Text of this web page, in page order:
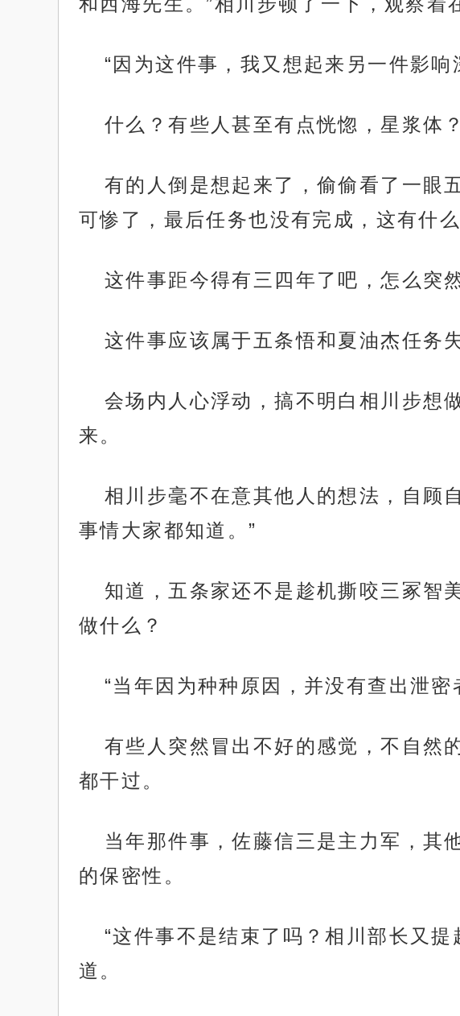
“因为这件事，我又想起来另一件影
什么？有些人甚至有点恍惚，星浆体
有的人倒是想起来了，偷偷看了一眼
可惨了，最后任务也没有完成，这有什么
这件事距今得有三四年了吧，怎么突
这件事应该属于五条悟和夏油杰任务
会场内人心浮动，搞不明白相川步想
来。
相川步毫不在意其他人的想法，自顾
事情大家都知道。”
知道，五条家还不是趁机撕咬三冢智
做什么？
“当年因为种种原因，并没有查出泄密
有些人突然冒出不好的感觉，不自然
都干过。
当年那件事，佐藤信三是主力军，其
的保密性。
“这件事不是结束了吗？相川部长又
道。